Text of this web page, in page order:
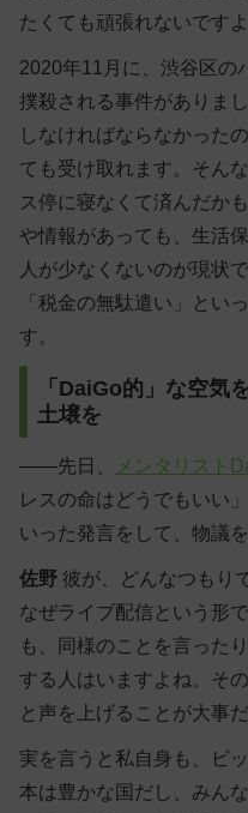
たくても頑張れないですよ
2020年11月に、渋谷区の
撲殺される事件がありま
しなければならなかった
ても受け取れます。そん
ス停に寝なくて済んだか
や情報があっても、生活
人が少なくないのが現状
「税金の無駄遣い」とい
す。
「DaiGo的」な空気
土壌を
――先日、 メンタリスト
レスの命はどうでもいい
いった発言をして、物議
佐野 彼が、どんなつもり
なぜライブ配信という形
も、同様のことを言った
する人はいますよね。そ
と声を上げることが大事
実を言うと私自身も、ビ
本は豊かな国だし、みん